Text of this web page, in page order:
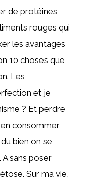
de protéines
rouges qui
les avantages
10 choses que
Les
et je
? Et perdre
consommer
bien on se
A sans poser
Sur ma vie,